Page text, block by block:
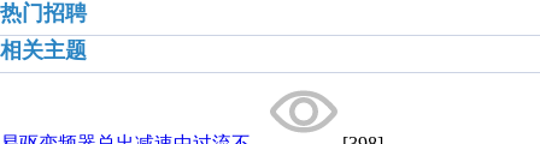
热门招聘
相关主题